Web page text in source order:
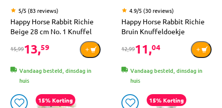
5/5 (83 reviews)
Happy Horse Rabbit Richie
Beige 28 cm No. 1 Knuffel
15,9913,59
Vandaag besteld, dinsdag in
huis
4.9/5 (30 reviews)
Happy Horse Rabbit Richie
Bruin Knuffeldoekje
12,9911,04
Vandaag besteld, dinsdag in
huis
15% Korting 15% Korting